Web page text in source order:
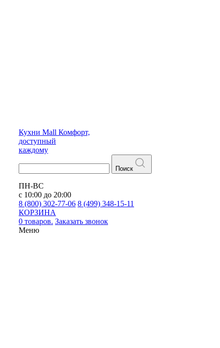
Кухни Mall Комфорт,
доступный
каждому
Поиск
ПН-ВС
с 10:00 до 20:00
8 (800) 302-77-06 8 (499) 348-15-11
КОРЗИНА
0 товаров. Заказать звонок
Меню